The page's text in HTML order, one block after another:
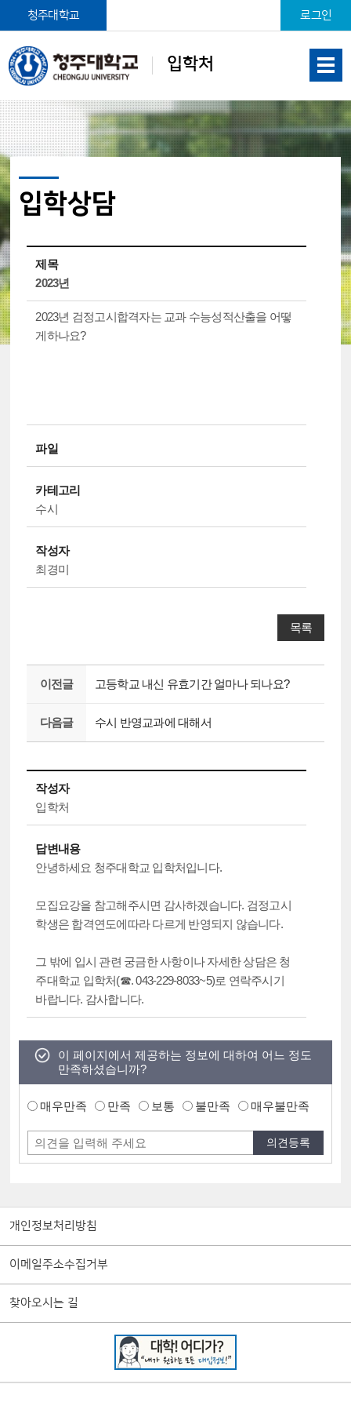
입학처
청주대학교 로그인
입학상담
제목
2023년
2023년 검정고시합격자는 교과 수능성적산출을 어떻
게하나요?
파일
카테고리
수시
작성자
최경미
목록
이전글 고등학교 내신 유효기간 얼마나 되나요?
다음글 수시 반영교과에 대해서
작성자
입학처
답변내용
안녕하세요 청주대학교 입학처입니다.
모집요강을 참고해주시면 감사하겠습니다. 검정고시
학생은 합격연도에따라 다르게 반영되지 않습니다.
그 밖에 입시 관련 궁금한 사항이나 자세한 상담은 청
주대학교 입학처(☎. 043-229-8033~5)로 연락주시기
바랍니다. 감사합니다.
이 페이지에서 제공하는 정보에 대하여 어느 정도
만족하셨습니까?
매우만족 만족 보통 불만족 매우불만족
개인정보처리방침
이메일주소수집거부
찾아오시는 길